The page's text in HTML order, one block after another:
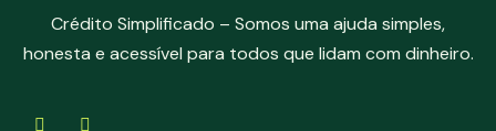
Crédito Simplificado – Somos uma ajuda simples,
honesta e acessível para todos que lidam com dinheiro.